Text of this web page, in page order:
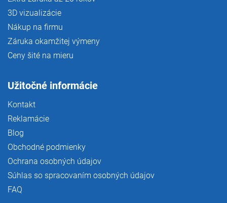
3D vizualizácie
Nákup na firmu
Záruka okamžitej výmeny
Ceny šité na mieru
Užitočné informácie
Kontakt
Reklamácie
Blog
Obchodné podmienky
Ochrana osobných údajov
Súhlas so spracovaním osobných údajov
FAQ